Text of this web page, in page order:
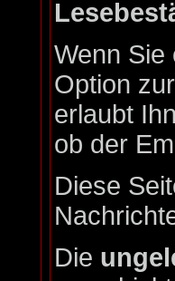
Wenn Sie
Option
erlaubt
ob der
Diese
Die